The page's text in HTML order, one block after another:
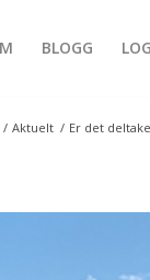
BLOGG
/ Aktuelt / Er det